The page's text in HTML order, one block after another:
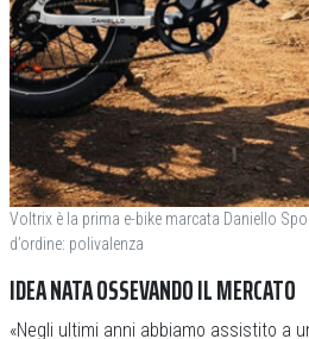
Voltrix è la prima e-bike marcata Daniello
d’ordine: polivalenza
IDEA NATA OSSEVANDO IL MERCATO
«Negli ultimi anni abbiamo assistito a